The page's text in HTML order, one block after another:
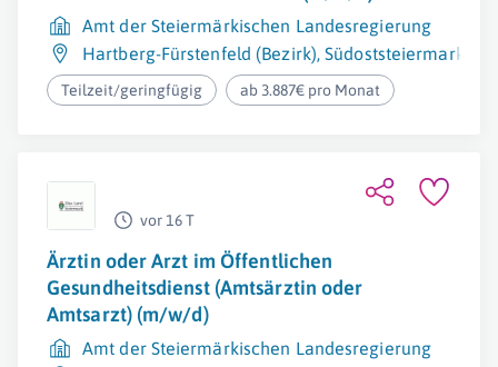
Amt der Steiermärkischen Landesregierung
Hartberg-Fürstenfeld (Bezirk),Südoststeiermark
Teilzeit/geringfügig ab 3.887€ pro Monat
vor 16 T
Ärztin oder Arzt im Öffentlichen
Gesundheitsdienst (Amtsärztin oder
Amtsarzt) (m/w/d)
Amt der Steiermärkischen Landesregierung